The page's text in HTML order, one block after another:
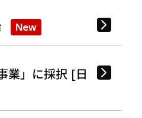
New
業」に採択 [日